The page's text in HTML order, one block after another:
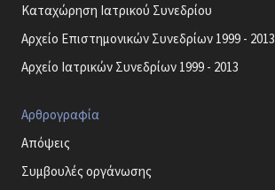
Καταχώρηση Ιατρικού Συνεδρίου
Αρχείο Επιστημονικών Συνεδρίων 1999 - 2013
Αρχείο Ιατρικών Συνεδρίων 1999 - 2013
Αρθρογραφία
Απόψεις
Συμβουλές οργάνωσης